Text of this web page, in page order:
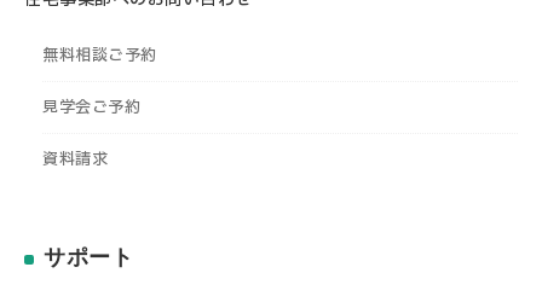
無料相談ご予約
見学会ご予約
資料請求
サポート